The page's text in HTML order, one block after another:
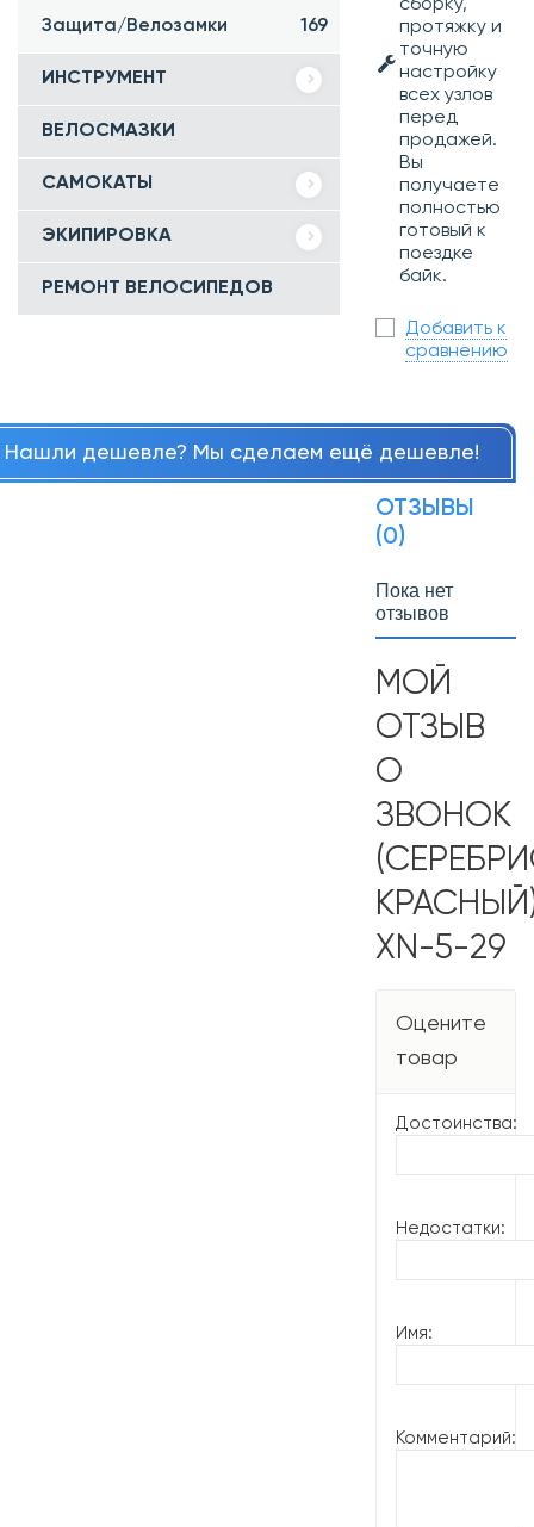
Защита/Велозамки 169
ИНСТРУМЕНТ
ВЕЛОСМАЗКИ
САМОКАТЫ
ЭКИПИРОВКА
РЕМОНТ ВЕЛОСИПЕДОВ
сборку,
протяжку и
точную
настройку
всех узлов
перед
продажей.
Вы
получаете
полностью
готовый к
поездке
байк.
Добавить к
сравнению
Нашли дешевле? Мы сделаем ещё дешевле!
ОТЗЫВЫ
(0)
Пока нет
отзывов
МОЙ
ОТЗЫВ
О
ЗВОНОК
XN-5-29
Оцените
товар
Достоинства:
Недостатки:
Имя:
Комментарий: